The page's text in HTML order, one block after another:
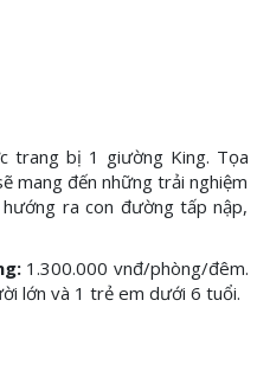
trang bị 1 giường King. Tọa
mang đến những trải nghiệm
ra con đường tấp nập,
1.300.000 vnđ/phòng/đêm.
lớn và 1 trẻ em dưới 6 tuổi.